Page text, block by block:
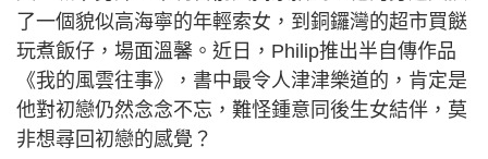
了一個貌似高海寧的年輕索女，到銅鑼灣的超市買餸
玩煮飯仔，場面溫馨。近日，Philip推出半自傳作品
《我的風雲往事》，書中最令人津津樂道的，肯定是
他對初戀仍然念念不忘，難怪鍾意同後生女結伴，莫
非想尋回初戀的感覺？